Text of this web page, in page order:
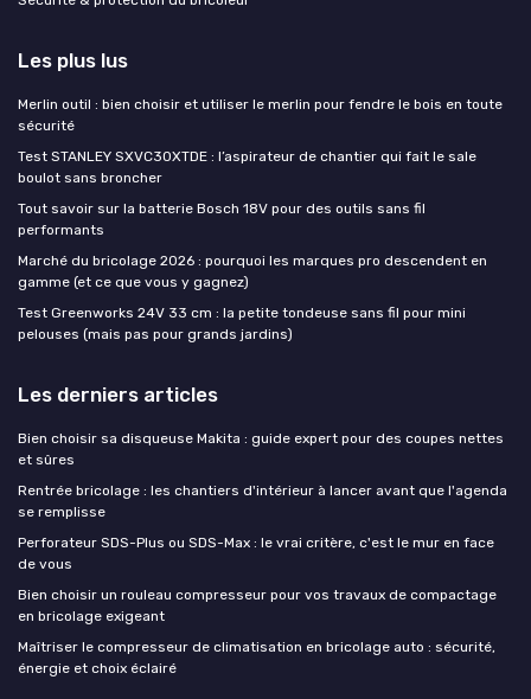
Les plus lus
Merlin outil : bien choisir et utiliser le merlin pour fendre le bois en toute
sécurité
Test STANLEY SXVC30XTDE : l’aspirateur de chantier qui fait le sale
boulot sans broncher
Tout savoir sur la batterie Bosch 18V pour des outils sans fil
performants
Marché du bricolage 2026 : pourquoi les marques pro descendent en
gamme (et ce que vous y gagnez)
Test Greenworks 24V 33 cm : la petite tondeuse sans fil pour mini
pelouses (mais pas pour grands jardins)
Les derniers articles
Bien choisir sa disqueuse Makita : guide expert pour des coupes nettes
et sûres
Rentrée bricolage : les chantiers d'intérieur à lancer avant que l'agenda
se remplisse
Perforateur SDS-Plus ou SDS-Max : le vrai critère, c'est le mur en face
de vous
Bien choisir un rouleau compresseur pour vos travaux de compactage
en bricolage exigeant
Maîtriser le compresseur de climatisation en bricolage auto : sécurité,
énergie et choix éclairé